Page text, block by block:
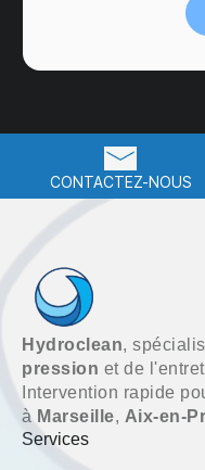
CONTACTEZ-NOUS
Hydroclean,
pression et de
Intervention rapide
à Marseille, Aix-en-
Services